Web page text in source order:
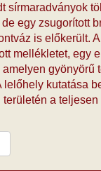
sírmaradványok
egy zsugorított
is előkerült.
mellékletet, egy
amelyen gyönyörű
lelőhely kutatása
területén a